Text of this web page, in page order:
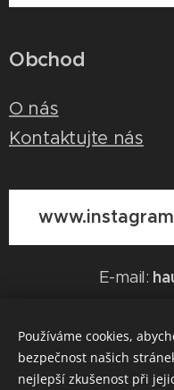
Obchod
O nás
Kontaktujte nás
E-mail:
Vytvořeno
Používáme cookies,
bezpečnost našich
nejlepší zkušenost při